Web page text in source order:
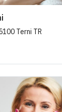
Terni TR